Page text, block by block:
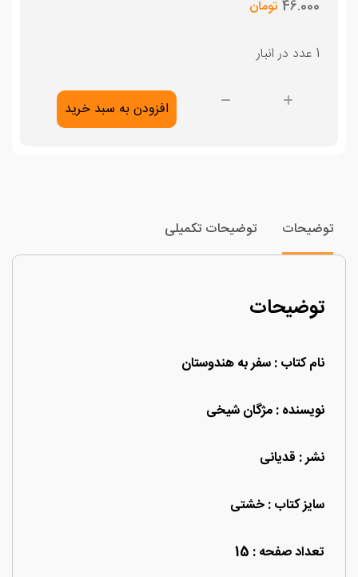
46.000تومان
افزودن به سبد خرید
توضیحات تکمیلی
توضیحات
نام کتاب : سفر به هندوستان
نویسنده : مژگان شیخی
نشر : قدیانی
سایز کتاب : خشتی
تعداد صفحه : 15